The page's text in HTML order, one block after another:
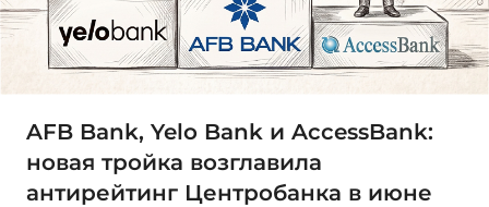
AFB Bank, Yelo Bank и AccessBank:
новая тройка возглавила
антирейтинг Центробанка в июне